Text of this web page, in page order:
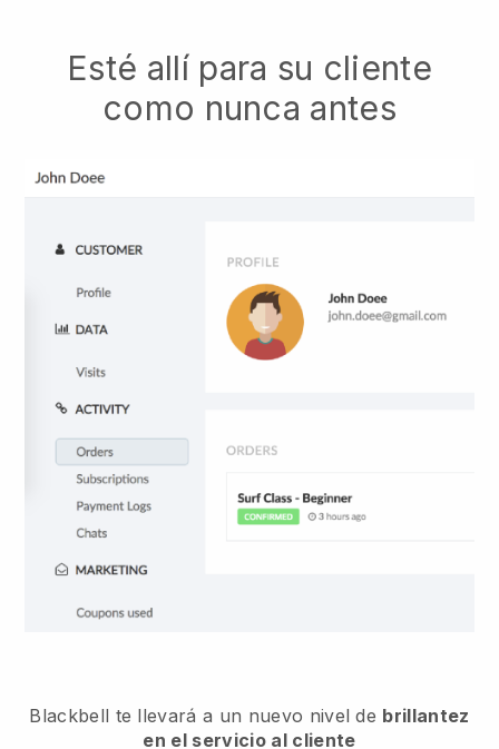
Esté allí para su cliente
como nunca antes
Blackbell te llevará a un nuevo nivel de brillantez
en el servicio al cliente